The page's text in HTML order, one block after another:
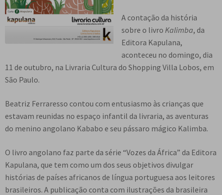
t
e
e
n
t
e
n
d
e
n
t
c
e
n
d
e
e
A contação da história
sobre o livro Kalimba, da
Editora Kapulana,
aconteceu no domingo, dia
11 de outubro, na Livraria Cultura do Shopping Villa Lobos, em
São Paulo.
Beatriz Ferraresso contou com entusiasmo às crianças que
estavam reunidas no espaço infantil da livraria, as aventuras
do menino angolano Kababo e seu pássaro mágico Kalimba.
O livro angolano faz parte da série “Vozes da África” da Editora
Kapulana, que tem como um dos seus objetivos divulgar
histórias de países africanos de língua portuguesa aos leitores
brasileiros. A publicação conta com ilustrações da brasileira